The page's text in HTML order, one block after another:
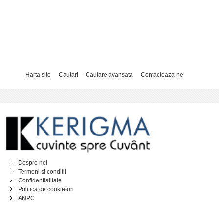
Harta site Cautari Cautare avansata Contacteaza-ne
Despre noi
Termeni si conditii
Confidentialitate
Politica de cookie-uri
ANPC